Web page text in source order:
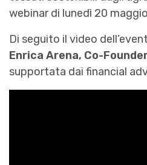
webinar di lunedì 20
Di seguito il video
Enrica Arena, Co-
supportata dai financial